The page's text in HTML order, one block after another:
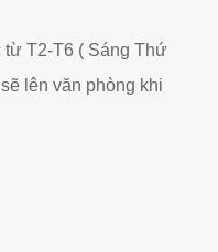
T2-T6 ( Sáng Thứ
lên văn phòng khi